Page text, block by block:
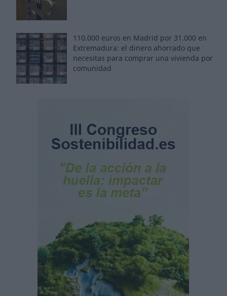
110.000 euros en Madrid por 31.000 en
Extremadura: el dinero ahorrado que
necesitas para comprar una vivienda por
comunidad